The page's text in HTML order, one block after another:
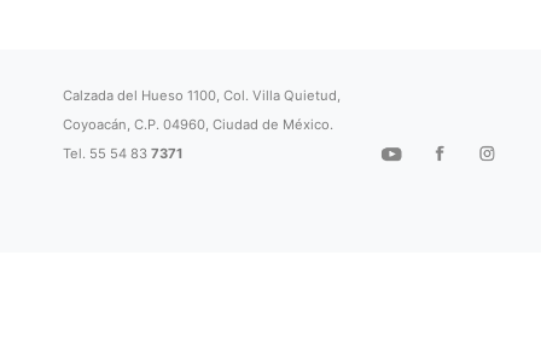
Calzada del Hueso 1100, Col. Villa Quietud,
Coyoacán, C.P. 04960, Ciudad de México.
Tel. 55 54 837371